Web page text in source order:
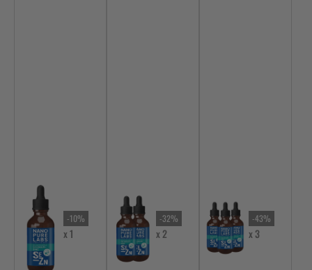
-10%
x 1
-32%
x 2
-43%
x 3